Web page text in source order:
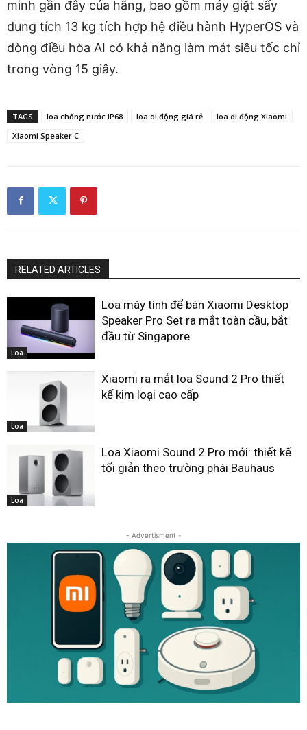
minh gần đây của hãng, bao gồm máy giặt sấy
dung tích 13 kg tích hợp hệ điều hành HyperOS và
dòng điều hòa AI có khả năng làm mát siêu tốc chỉ
trong vòng 15 giây.
TAGS loa chống nước IP68 loa di động giá rẻ
loa di động Xiaomi
Xiaomi Speaker C
RELATED ARTICLES
Loa
Loa máy tính để bàn Xiaomi Desktop
Speaker Pro Set ra mắt toàn cầu, bắt
đầu từ Singapore
Loa
Xiaomi ra mắt loa Sound 2 Pro thiết
kế kim loại cao cấp
Loa
Loa Xiaomi Sound 2 Pro mới: thiết kế
tối giản theo trường phái Bauhaus
- Advertisment -